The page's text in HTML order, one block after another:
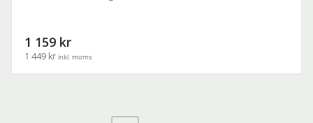
1 159 kr
1 449 kr inkl. moms